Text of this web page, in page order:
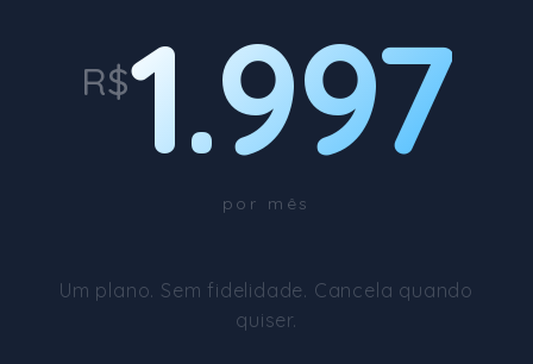
R$1.997
por mês
Um plano. Sem fidelidade. Cancela quando
quiser.